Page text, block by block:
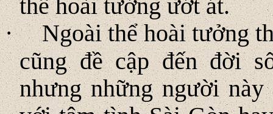
thể hoài tưởng ướt át.
·
Ngoài thể hoài tưởng
cũng đề cập đến đời
nhưng những người